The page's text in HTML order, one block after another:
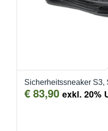
Sicherheitssneaker S3,
€83,90 exkl. 20%